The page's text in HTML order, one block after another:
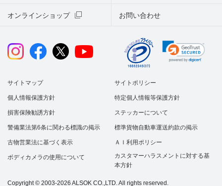
オンラインショップ お問い合わせ
サイトマップ サイトポリシー
個人情報保護方針 特定個人情報等保護方針
損害保険勧誘方針 ステッカーについて
警備業法第6条に関わる標識の掲示 標準貨物自動車運送約款の掲示
古物営業法に基づく表示 ＡＩ利用ポリシー
ボディカメラの使用について
カスタマーハラスメントに対する基
本方針
Copyright © 2003-2026 ALSOK CO.,LTD. All rights reserved.